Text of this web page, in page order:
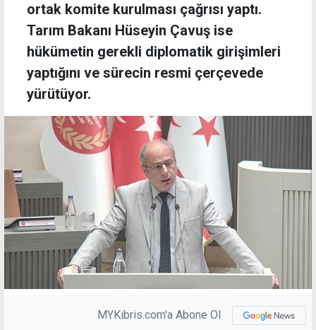
ortak komite kurulması çağrısı yaptı.
Tarım Bakanı Hüseyin Çavuş ise
hükümetin gerekli diplomatik girişimleri
yaptığını ve sürecin resmi çerçevede
yürütüyor.
MYKibris.com'a Abone Ol